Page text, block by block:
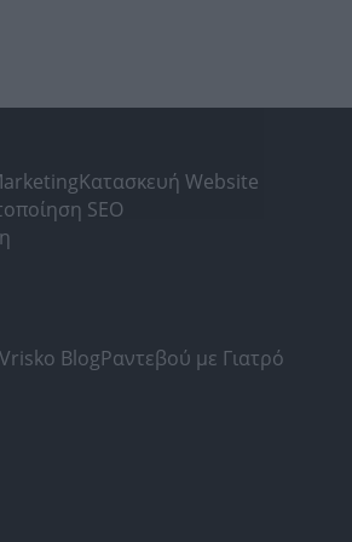
Κατασκευή Website
SEO
Vrisko BlogΡαντεβού με Γιατρό